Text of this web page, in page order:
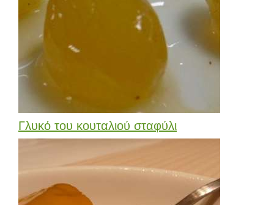
Γλυκό του κουταλιού σταφύλι